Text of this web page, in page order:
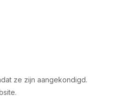
ze zijn aangekondigd.